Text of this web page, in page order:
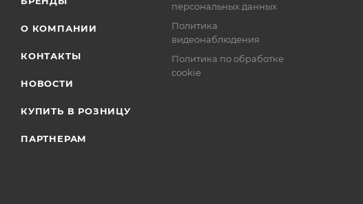
О КОМПАНИИ
КОНТАКТЫ
НОВОСТИ
КУПИТЬ В РОЗНИЦУ
ПАРТНЕРАМ
персональных данных
Политика
видеонаблюдения
Политика по обработке
cookie